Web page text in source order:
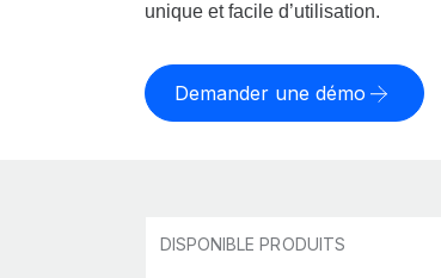
unique et facile d’utilisation.
Demander une démo
DISPONIBLE PRODUITS